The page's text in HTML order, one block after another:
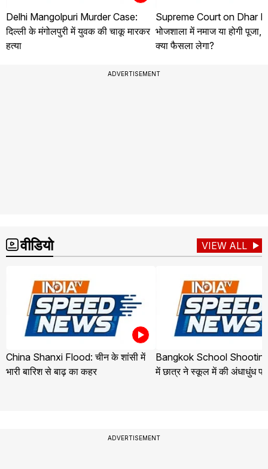
Delhi Mangolpuri Murder Case:
दिल्ली के मंगोलपुरी में युवक की चाकू मारकर
हत्या
Supreme Court on Dhar
भोजशाला में नमाज या होगी पूजा,
क्या फैसला लेगा?
ADVERTISEMENT
वीडियो VIEW ALL
China Shanxi Flood: चीन के शांसी में
भारी बारिश से बाढ़ का कहर
Bangkok School
में छात्र ने स्कूल में की अंधाधुंध
ADVERTISEMENT